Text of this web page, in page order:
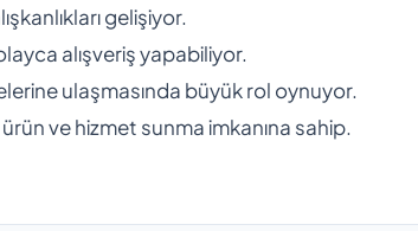
gelişiyor.
alışveriş yapabiliyor.
ulaşmasında büyük rol oynuyor.
ve hizmet sunma imkanına sahip.